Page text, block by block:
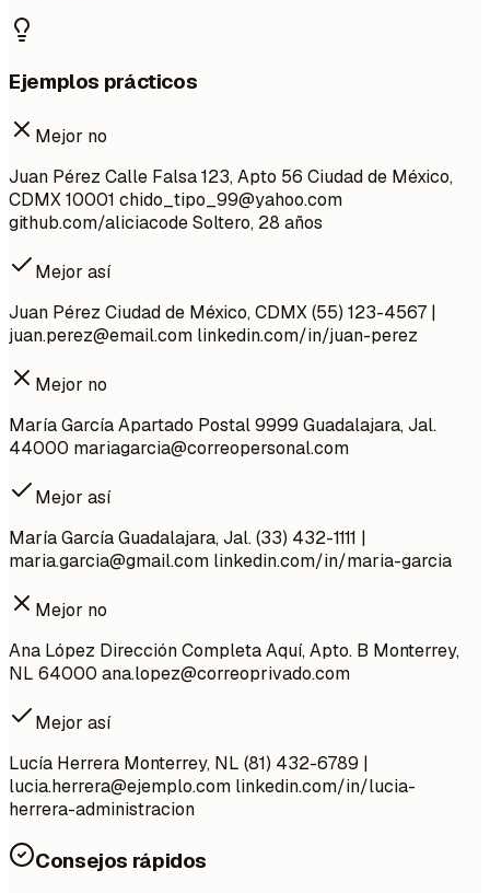
Ejemplos prácticos
Mejor no
Juan Pérez Calle Falsa 123, Apto 56 Ciudad de México,
CDMX 10001 chido_tipo_99@yahoo.com
github.com/aliciacode Soltero, 28 años
Mejor así
Juan Pérez Ciudad de México, CDMX (55) 123-4567 |
juan.perez@email.com linkedin.com/in/juan-perez
Mejor no
María García Apartado Postal 9999 Guadalajara, Jal.
44000 mariagarcia@correopersonal.com
Mejor así
María García Guadalajara, Jal. (33) 432-1111 |
maria.garcia@gmail.com linkedin.com/in/maria-garcia
Mejor no
Ana López Dirección Completa Aquí, Apto. B Monterrey,
NL 64000 ana.lopez@correoprivado.com
Mejor así
Lucía Herrera Monterrey, NL (81) 432-6789 |
lucia.herrera@ejemplo.com linkedin.com/in/lucia-
herrera-administracion
Consejos rápidos